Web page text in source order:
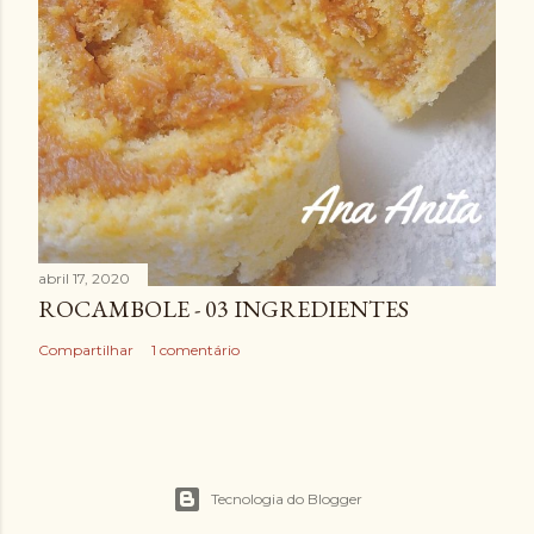
abril 17, 2020
ROCAMBOLE - 03 INGREDIENTES
Compartilhar 1 comentário
Tecnologia do Blogger